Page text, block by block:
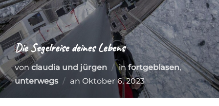
Die Segelreise deines Lebens
vonclaudia und jürgen infortgeblasen,
unterwegs
an Veröffentlicht
Oktober 6, 2023